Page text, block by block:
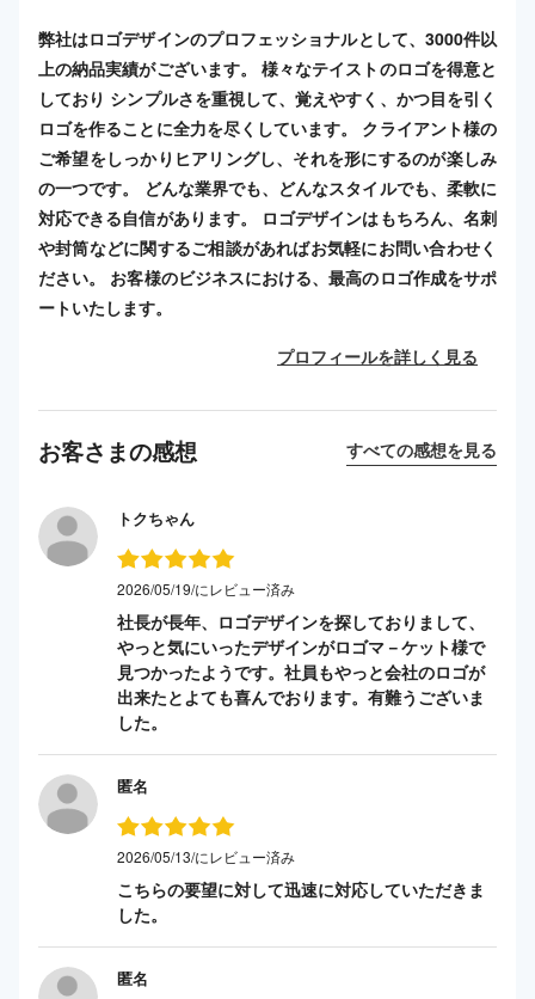
弊社はロゴデザインのプロフェッショナルとして、3000件以
上の納品実績がございます。 様々なテイストのロゴを得意と
しており シンプルさを重視して、覚えやすく、かつ目を引く
ロゴを作ることに全力を尽くしています。 クライアント様の
ご希望をしっかりヒアリングし、それを形にするのが楽しみ
の一つです。 どんな業界でも、どんなスタイルでも、柔軟に
対応できる自信があります。 ロゴデザインはもちろん、名刺
や封筒などに関するご相談があればお気軽にお問い合わせく
ださい。 お客様のビジネスにおける、最高のロゴ作成をサポ
ートいたします。
プロフィールを詳しく見る
お客さまの感想 すべての感想を見る
トクちゃん
2026/05/19/にレビュー済み
社長が長年、ロゴデザインを探しておりまして、
やっと気にいったデザインがロゴマ－ケット様で
見つかったようです。社員もやっと会社のロゴが
出来たとよても喜んでおります。有難うございま
した。
匿名
2026/05/13/にレビュー済み
こちらの要望に対して迅速に対応していただきま
した。
匿名